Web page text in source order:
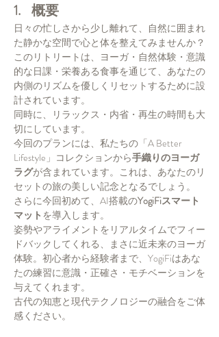
1.    概要
日々の忙しさから少し離れて、自然に囲まれ
た静かな空間で心と体を整えてみませんか？
このリトリートは、ヨーガ・自然体験・意識
的な日課・栄養ある食事を通じて、あなたの
内側のリズムを優しくリセットするために設
計されています。
同時に、リラックス・内省・再生の時間も大
切にしています。
今回のプランには、私たちの「A Better
Lifestyle」コレクションから手織りのヨーガ
ラグが含まれています。これは、あなたのリ
セットの旅の美しい記念となるでしょう。
さらに今回初めて、AI搭載のYogiFiスマート
マット を導入します。
姿勢やアライメントをリアルタイムでフィー
ドバックしてくれる、まさに近未来のヨーガ
体験。初心者から経験者まで、YogiFiはあな
たの練習に意識・正確さ・モチベーションを
与えてくれます。
古代の知恵と現代テクノロジーの融合をご体
感ください。